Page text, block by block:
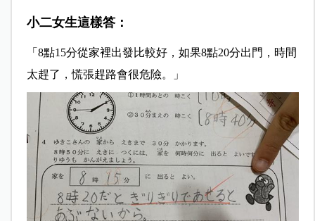
小二女生這樣答：
「8點15分從家裡出發比較好，如果8點20分出門，時間
太趕了，慌張趕路會很危險。」